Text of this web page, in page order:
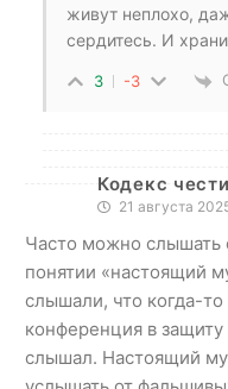
живут неплохо,
сердитесь. И
3 -3
Кодекс
21 августа
Часто можно
понятии «настоящий
слышали, что когда-
конференция в
слышал. Настоящий